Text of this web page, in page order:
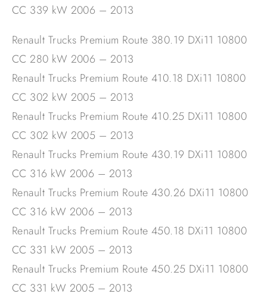
CC 339 kW 2006 – 2013
Renault Trucks Premium Route 380.19 DXi11 10800
CC 280 kW 2006 – 2013
Renault Trucks Premium Route 410.18 DXi11 10800
CC 302 kW 2005 – 2013
Renault Trucks Premium Route 410.25 DXi11 10800
CC 302 kW 2005 – 2013
Renault Trucks Premium Route 430.19 DXi11 10800
CC 316 kW 2006 – 2013
Renault Trucks Premium Route 430.26 DXi11 10800
CC 316 kW 2006 – 2013
Renault Trucks Premium Route 450.18 DXi11 10800
CC 331 kW 2005 – 2013
Renault Trucks Premium Route 450.25 DXi11 10800
CC 331 kW 2005 – 2013